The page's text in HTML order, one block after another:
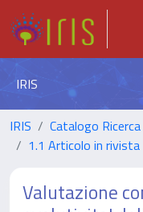
IRIS
IRIS Catalogo Ricerca
1.1 Articolo in rivista
Valutazione